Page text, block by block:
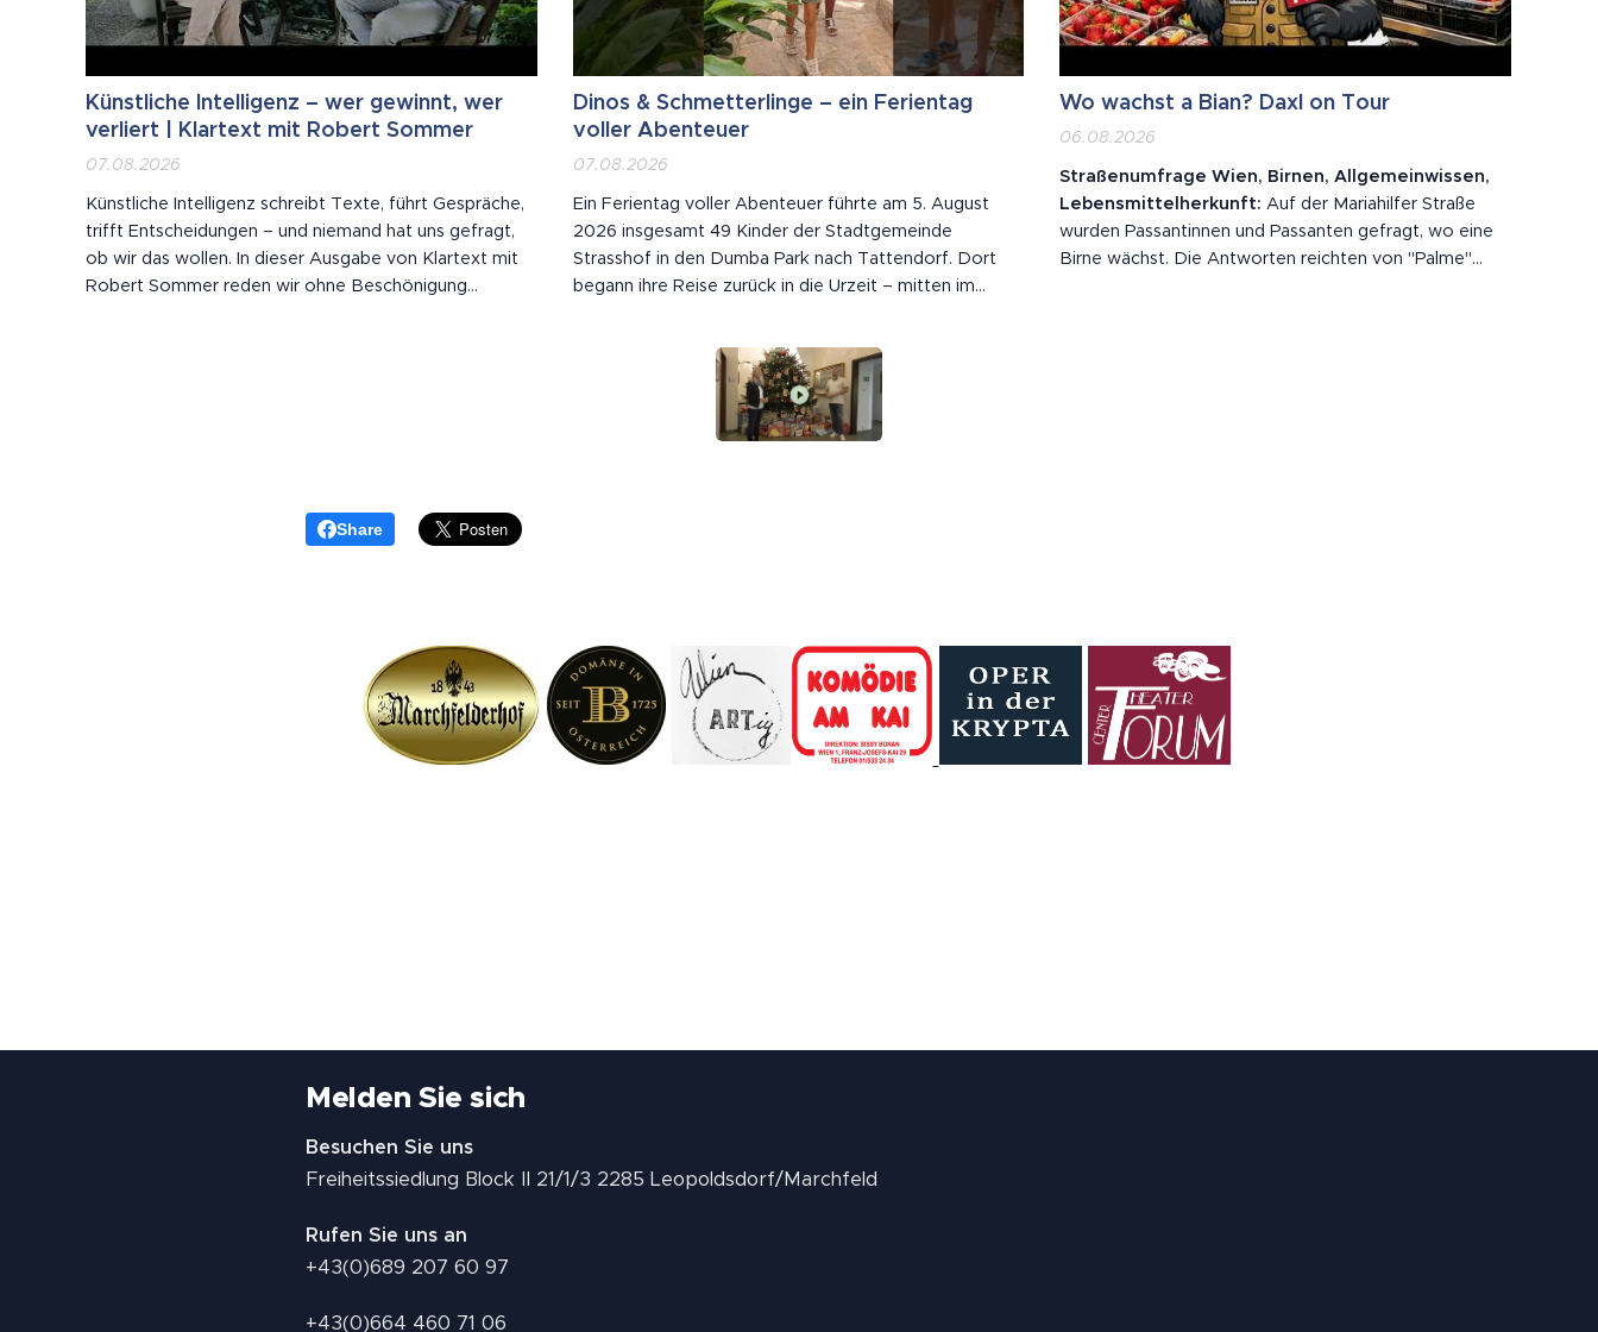
Künstliche Intelligenz – wer gewinnt, wer
verliert | Klartext mit Robert Sommer
07.08.2026
Künstliche Intelligenz schreibt Texte, führt Gespräche,
trifft Entscheidungen – und niemand hat uns gefragt,
ob wir das wollen. In dieser Ausgabe von Klartext mit
Robert Sommer reden wir ohne Beschönigung
Dinos & Schmetterlinge – ein Ferientag
voller Abenteuer
07.08.2026
Ein Ferientag voller Abenteuer führte am 5. August
2026 insgesamt 49 Kinder der Stadtgemeinde
Strasshof in den Dumba Park nach Tattendorf. Dort
begann ihre Reise zurück in die Urzeit – mitten im
Dinosauriern tauchten die Kinder in eine Welt ein, die...
Wo wachst a Bian? Daxl on Tour
06.08.2026
Straßenumfrage Wien, Birnen, Allgemeinwissen,
Lebensmittelherkunft: Auf der Mariahilfer Straße
wurden Passantinnen und Passanten gefragt, wo eine
Birne wächst. Die Antworten reichten von "Palme"
Share
Melden Sie sich
Besuchen Sie uns
Freiheitssiedlung Block II 21/1/3 2285 Leopoldsdorf/Marchfeld
Rufen Sie uns an
+43(0)689 207 60 97
+43(0)664 460 71 06